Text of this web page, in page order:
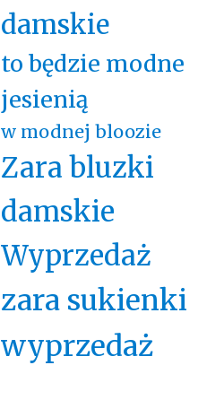
damskie
to będzie modne
jesienią
w modnej bloozie
Zara bluzki
damskie
Wyprzedaż
zara sukienki
wyprzedaż